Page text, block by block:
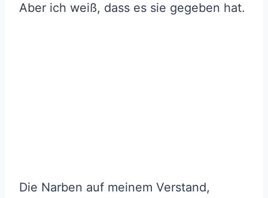
Aber ich weiß, dass es sie gegeben hat.
Die Narben auf meinem Verstand,